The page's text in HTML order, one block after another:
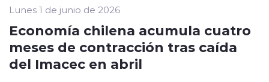
Lunes 1 de junio de 2026
Economía chilena acumula cuatro
meses de contracción tras caída
del Imacec en abril